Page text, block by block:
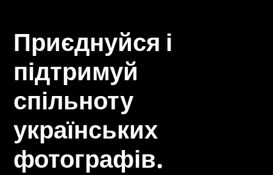
Приєднуйся і
підтримуй
спільноту
українських
фотографів.